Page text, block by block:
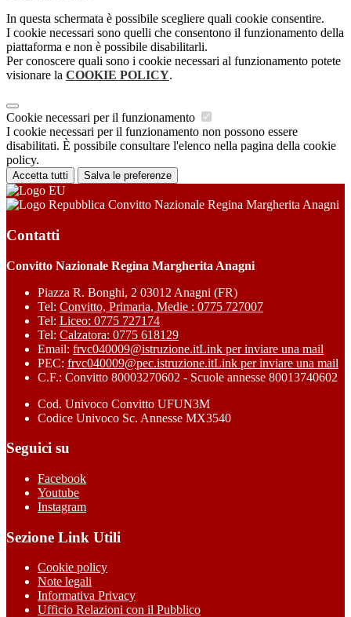
In questa schermata è possibile scegliere quali cookie consentire.
I cookie necessari sono quelli che consentono il funzionamento della
piattaforma e non è possibile disabilitarli.
Per conoscere quali sono i cookie necessari al funzionamento potete
visionare la COOKIE POLICY.
Cookie necessari per il funzionamento
I cookie necessari per il funzionamento non possono essere
disabilitati. È possibile consultare l'elenco nella pagina della cookie
policy.
Accetta tutti Salva le preferenze
Convitto Nazionale Regina Margherita Anagni
Contatti
Convitto Nazionale Regina Margherita Anagni
Piazza R. Bonghi, 2 03012 Anagni (FR)
Tel: Convitto, Primaria, Medie : 0775 727007
Tel: Liceo: 0775 727174
Tel: Calzatora: 0775 618129
Email: frvc040009@istruzione.itLink per inviare una mail
PEC: frvc040009@pec.istruzione.itLink per inviare una mail
C.F.: Convitto 80003270602 - Scuole annesse 80013740602
Cod. Univoco Convitto UFUN3M
Codice Univoco Sc. Annesse MX3540
Seguici su
Facebook
Youtube
Instagram
Sezione Link Utili
Cookie policy
Note legali
Informativa Privacy
Ufficio Relazioni con il Pubblico